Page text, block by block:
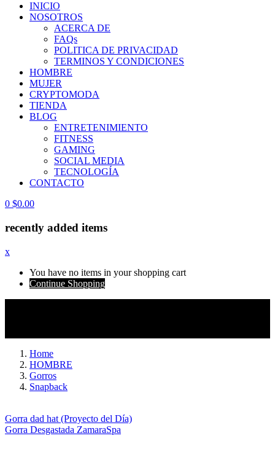
INICIO
NOSOTROS
ACERCA DE
FAQs
POLITICA DE PRIVACIDAD
TERMINOS Y CONDICIONES
HOMBRE
MUJER
CRYPTOMODA
TIENDA
BLOG
ENTRETENIMIENTO
FITNESS
GAMING
SOCIAL MEDIA
TECNOLOGÍA
CONTACTO
0 $0.00
recently added items
x
You have no items in your shopping cart
Continue Shopping
Home
HOMBRE
Gorros
Snapback
Gorra dad hat (Proyecto del Día)
Gorra Desgastada ZamaraSpa